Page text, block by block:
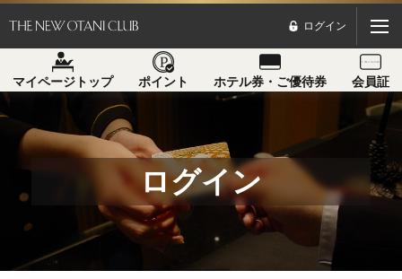
ログイン
マイページトップ ポイント ホテル券・ご優待券 会員証
ログイン